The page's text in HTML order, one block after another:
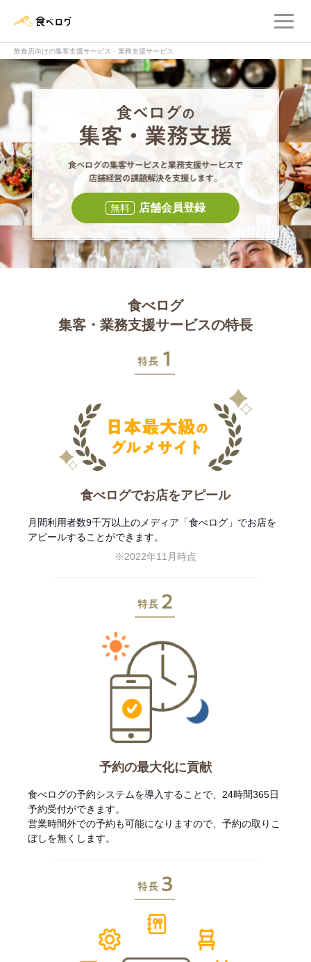
飲食店向けの集客支援サービス・業務支援サービス
食べログの集客
食べログの集
無料 店舗会員登録
食べログ
集客・業務支援サービスの特長
食べログでお店をアピール
月間利用者数9千万以上のメディア「食べログ」でお店を
アピールすることができます。
※2022年11月時点
予約の最大化に貢献
食べログの予約システムを導入することで、24時間365日
予約受付ができます。
営業時間外での予約も可能になりますので、予約の取りこ
ぼしを無くします。